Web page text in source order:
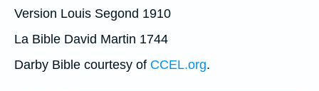
Version Louis Segond 1910
La Bible David Martin 1744
Darby Bible courtesy of CCEL.org.